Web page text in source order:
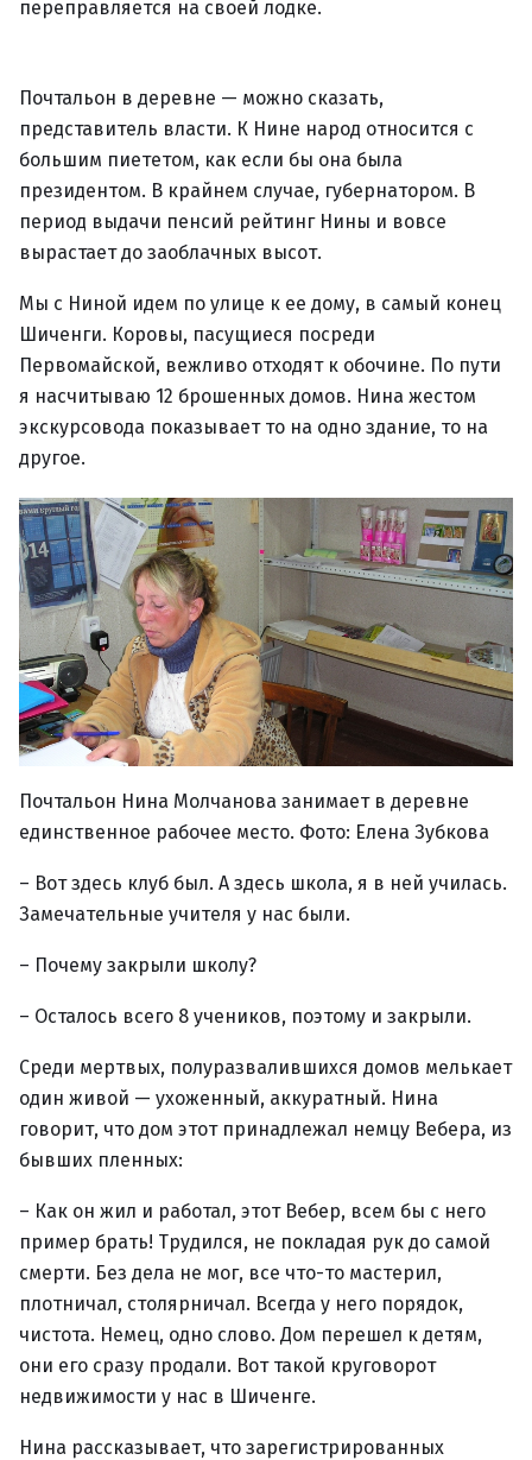
переправляется на своей лодке.
Почтальон в деревне — можно сказать,
представитель власти. К Нине народ относится с
большим пиететом, как если бы она была
президентом. В крайнем случае, губернатором. В
период выдачи пенсий рейтинг Нины и вовсе
вырастает до заоблачных высот.
Мы с Ниной идем по улице к ее дому, в самый конец
Шиченги. Коровы, пасущиеся посреди
Первомайской, вежливо отходят к обочине. По пути
я насчитываю 12 брошенных домов. Нина жестом
экскурсовода показывает то на одно здание, то на
другое.
Почтальон Нина Молчанова занимает в деревне
единственное рабочее место. Фото: Елена Зубкова
– Вот здесь клуб был. А здесь школа, я в ней училась.
Замечательные учителя у нас были.
– Почему закрыли школу?
– Осталось всего 8 учеников, поэтому и закрыли.
Среди мертвых, полуразвалившихся домов мелькает
один живой — ухоженный, аккуратный. Нина
говорит, что дом этот принадлежал немцу Вебера, из
бывших пленных:
– Как он жил и работал, этот Вебер, всем бы с него
пример брать! Трудился, не покладая рук до самой
смерти. Без дела не мог, все что-то мастерил,
плотничал, столярничал. Всегда у него порядок,
чистота. Немец, одно слово. Дом перешел к детям,
они его сразу продали. Вот такой круговорот
недвижимости у нас в Шиченге.
Нина рассказывает, что зарегистрированных